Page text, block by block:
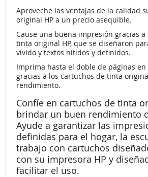
Aproveche las ventajas de la calidad
original HP a un precio asequible.
Cause una buena impresión gracias
tinta original HP, que se diseñaron
vívido y textos nítidos y definidos.
Imprima hasta el doble de páginas
gracias a los cartuchos de tinta
rendimiento.
Confíe en cartuchos de tinta
brindar un buen rendimiento
Ayude a garantizar las
definidas para el hogar, la
trabajo con cartuchos
con su impresora HP y
facilitar el uso.